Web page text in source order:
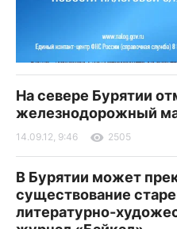
На севере Бурятии
железнодорожный
14.09.12, 9:46 2505
В Бурятии может
существование
литературно-